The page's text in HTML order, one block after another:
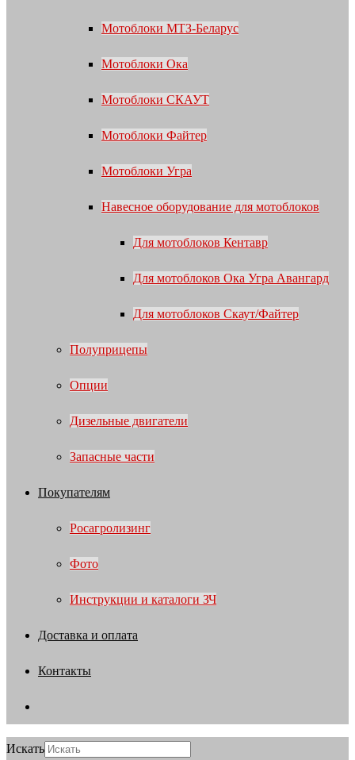
Мотоблоки МТЗ-Беларус
Мотоблоки Ока
Мотоблоки СКАУТ
Мотоблоки Файтер
Мотоблоки Угра
Навесное оборудование для мотоблоков
Для мотоблоков Кентавр
Для мотоблоков Ока Угра Авангард
Для мотоблоков Скаут/Файтер
Полуприцепы
Опции
Дизельные двигатели
Запасные части
Покупателям
Росагролизинг
Фото
Инструкции и каталоги ЗЧ
Доставка и оплата
Контакты
Искать